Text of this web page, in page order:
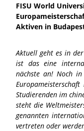
FISU World
Aktiven in
Aktuell geht es in
ist das eine
nächste an! Noch
Studierenden im
steht die
genannten
vertreten oder